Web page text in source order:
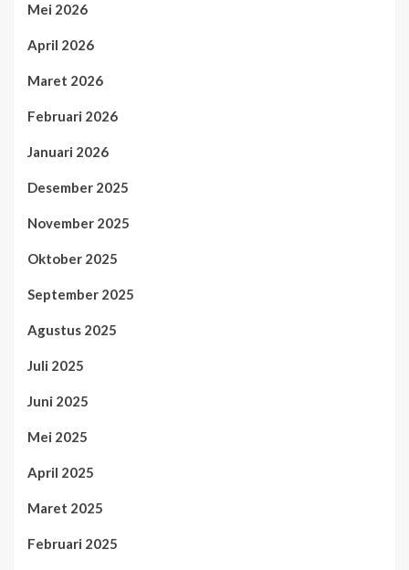
Mei 2026
April 2026
Maret 2026
Februari 2026
Januari 2026
Desember 2025
November 2025
Oktober 2025
September 2025
Agustus 2025
Juli 2025
Juni 2025
Mei 2025
April 2025
Maret 2025
Februari 2025